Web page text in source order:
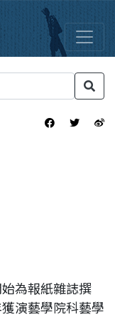
為報紙雜誌撰
演藝學院科藝學